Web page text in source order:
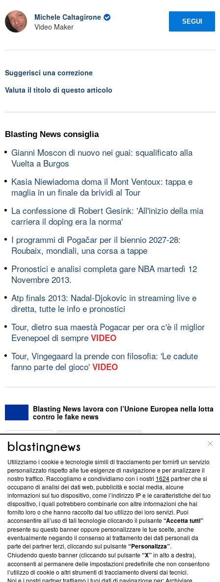
Michele Caltagirone
Video Maker
SEGUI
Suggerisci una correzione
Valuta il titolo di questo articolo
Blasting News consiglia
Gianni Moscon di nuovo nei guai: squalificato alla
Vuelta a Burgos
Kasia Niewiadoma doma il Mont Ventoux: tappa e
maglia in un finale da brividi al Tour
La confessione di Robert Gesink: 'All'inizio della mia
carriera il doping era la norma'
I programmi di Pogačar per il biennio 2027-28:
Roubaix, mondiali, una corsa a tappe
Pronostici e analisi completa gare NBA martedì 12
Novembre 2013.
Atp finals 2013: Nadal-Djokovic in streaming live e
diretta, tutte le info e pronostici
Tour, dietro sua maestà Pogacar per ora c'è il miglior
Evenepoel di sempre VIDEO
Tour, Vingegaard la prende con filosofia: 'Le cadute
fanno parte del gioco' VIDEO
Blasting News lavora con l’Unione Europea nella lotta
contro le fake news
ABOUT
Questa sezione offre informazioni trasparenti su Blasting
News, sui nostri processi editoriali e su come ci impegniamo a
creare news di qualità. Inoltre, afferma la nostra aderenza a
‘Trust Project - News with Integrity’Blasting News non è
ancora membro del programma, ma ha richiesto di farne
parte; Trust Project non ha ancora effettuato una verifica di
conformità agli standard.
Su di noi
Team editoriale
Utilizziamo i cookie e tecnologie simili di tracciamento per fornirti un servizio
personalizzato rispetto alle tue esigenze di navigazione e per analizzare il
nostro traffico. Raccogliamo e condividiamo con i nostri 1624partner che si
occupano di analisi dei dati web, pubblicità e social media, alcune
informazioni sul tuo dispositivo, come l’indirizzo IP e le caratteristiche del tuo
dispositivo, i quali potrebbero combinarle con altre informazioni che hai
fornito loro o che hanno raccolto dal tuo utilizzo dei loro servizi. Puoi
acconsentire all’uso di tali tecnologie cliccando il pulsante“Accetta tutti”
presente su questo banner oppure personalizzare le tue scelte, anche
eventualmente negando il consenso al trattamento dei dati personali da
parte dei partner terzi, cliccando sul pulsante“Personalizza”.
Chiudendo questo banner (cliccando sul pulsante“X”in alto a destra),
acconsenti al permanere delle impostazioni predefinite che non consentono
l’utilizzo di cookie o altri strumenti di tracciamento diversi dai tecnici.
Noi e i nostri partner trattiamo i tuoi dati di navigazione per: Archiviare